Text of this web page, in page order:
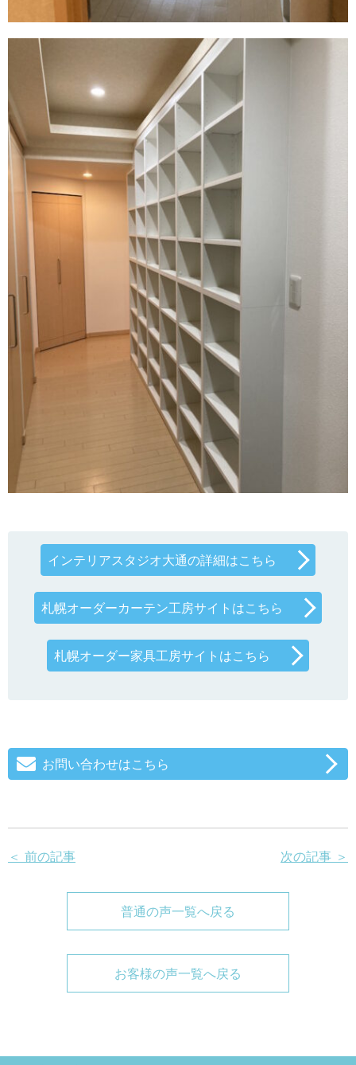
インテリアスタジオ大通の詳細はこちら
札幌オーダーカーテン工房サイトはこちら
札幌オーダー家具工房サイトはこちら
お問い合わせはこちら
＜ 前の記事 次の記事 ＞
普通の声一覧へ戻る
お客様の声一覧へ戻る